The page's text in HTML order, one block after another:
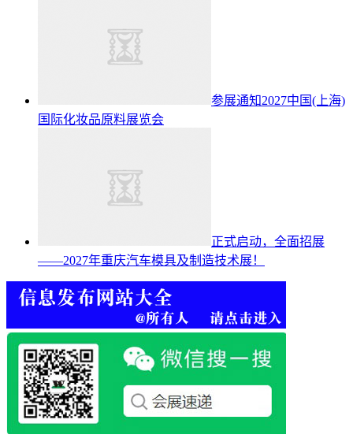
参展通知2027中国(上海)
国际化妆品原料展览会
正式启动，全面招展
——2027年重庆汽车模具及制造技术展！